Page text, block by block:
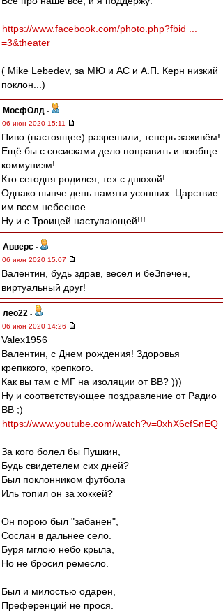
https://www.facebook.com/photo.php?fbid ...
=3&theater
( Mike Lebedev, за МЮ и АС и А.П. Керн низкий
поклон...)
МосфОлд -
06 июн 2020 15:11
Пиво (настоящее) разрешили, теперь заживём!
Ещё бы с сосисками дело поправить и вообще
коммунизм!
Кто сегодня родился, тех с днюхой!
Однако нынче день памяти усопших. Царствие
им всем небесное.
Ну и с Троицей наступающей!!!
Авверс -
06 июн 2020 15:07
Валентин, будь здрав, весел и беЗпечен,
виртуальный друг!
лео22 -
06 июн 2020 14:26
Valex1956
Валентин, с Днем рождения! Здоровья
крепккого, крепкого.
Как вы там с МГ на изоляции от ВВ? )))
Ну и соответствующее поздравление от Радио
ВВ ;)
https://www.youtube.com/watch?v=0xhX6cfSnEQ
За кого болел бы Пушкин,
Будь свидетелем сих дней?
Был поклонником футбола
Иль топил он за хоккей?
Он порою был "забанен",
Сослан в дальнее село.
Буря мглою небо крыла,
Но не бросил ремесло.
Был и милостью одарен,
Преференций не прося.